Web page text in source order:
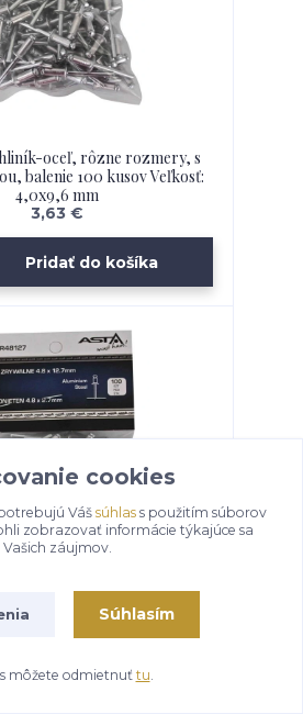
oceľ, rôzne rozmery, s
balenie 100 kusov Veľkosť:
4,0x9,6 mm
3,63 €
Pridať do košíka
4,8 x 12,7 mm
4,06 €
cookies
Váš súhlass použitím súborov
zobrazovať informácie týkajúce sa
Vašich záujmov.
Súhlasím
môžete odmietnuť tu